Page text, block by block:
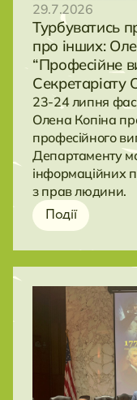
29.7.2026
Турбуватись
про інших:
“Професійне
Секретаріату
23-24 липня
Олена Копіна
професійного
Департаменту
інформаційних
з прав людини.
Події